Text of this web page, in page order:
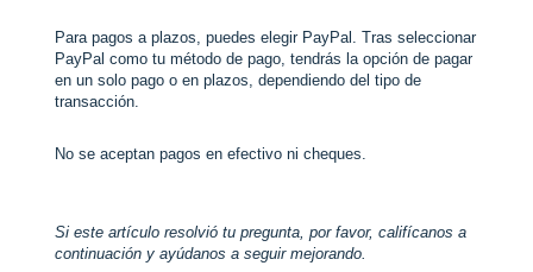
Para pagos a plazos, puedes elegir PayPal. Tras seleccionar
PayPal como tu método de pago, tendrás la opción de pagar
en un solo pago o en plazos, dependiendo del tipo de
transacción.
No se aceptan pagos en efectivo ni cheques.
Si este artículo resolvió tu pregunta, por favor, califícanos a
continuación y ayúdanos a seguir mejorando.